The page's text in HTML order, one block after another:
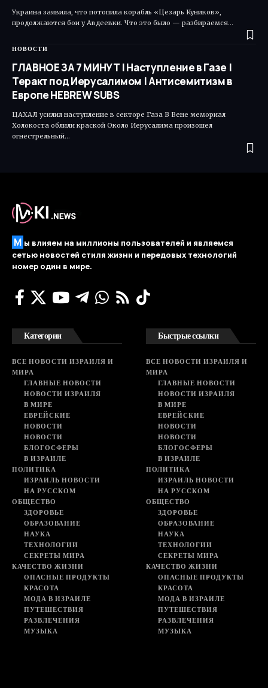
Украина заявила, что потопила корабль «Цезарь Куников»,
продолжаются бои у Авдеевки. Что это было — разбираемся…
НОВОСТИ
ГЛАВНОЕ ЗА 7 МИНУТ | Наступление в Газе |
Теракт под Иерусалимом | Антисемитизм в
Европе HEBREW SUBS
ЦАХАЛ усилил наступление в секторе Газа В Вене мемориал
Холокоста облили краской Около Иерусалима произошел
огнестрельный…
М ы влияем на миллионы пользователей и являемся
сетью новостей стиля жизни и передовых технологий
номер один в мире.
Категории
ВСЕ НОВОСТИ ИЗРАИЛЯ И
МИРА
ГЛАВНЫЕ НОВОСТИ
НОВОСТИ ИЗРАИЛЯ
В МИРЕ
ЕВРЕЙСКИЕ
НОВОСТИ
НОВОСТИ
БЛОГОСФЕРЫ
В ИЗРАИЛЕ
ПОЛИТИКА
ИЗРАИЛЬ НОВОСТИ
НА РУССКОМ
ОБЩЕСТВО
ЗДОРОВЬЕ
ОБРАЗОВАНИЕ
НАУКА
ТЕХНОЛОГИИ
СЕКРЕТЫ МИРА
КАЧЕСТВО ЖИЗНИ
ОПАСНЫЕ ПРОДУКТЫ
КРАСОТА
МОДА В ИЗРАИЛЕ
ПУТЕШЕСТВИЯ
РАЗВЛЕЧЕНИЯ
МУЗЫКА
Быстрые ссылки
ВСЕ НОВОСТИ ИЗРАИЛЯ И
МИРА
ГЛАВНЫЕ НОВОСТИ
НОВОСТИ ИЗРАИЛЯ
В МИРЕ
ЕВРЕЙСКИЕ
НОВОСТИ
НОВОСТИ
БЛОГОСФЕРЫ
В ИЗРАИЛЕ
ПОЛИТИКА
ИЗРАИЛЬ НОВОСТИ
НА РУССКОМ
ОБЩЕСТВО
ЗДОРОВЬЕ
ОБРАЗОВАНИЕ
НАУКА
ТЕХНОЛОГИИ
СЕКРЕТЫ МИРА
КАЧЕСТВО ЖИЗНИ
ОПАСНЫЕ ПРОДУКТЫ
КРАСОТА
МОДА В ИЗРАИЛЕ
ПУТЕШЕСТВИЯ
РАЗВЛЕЧЕНИЯ
МУЗЫКА